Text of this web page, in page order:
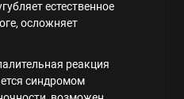
естественное
осложняет
реакция
синдромом